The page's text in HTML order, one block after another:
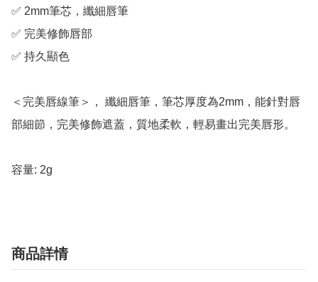
✅ 2mm筆芯，纖細唇筆
✅ 完美修飾唇部
✅ 持久顯色
＜完美唇線筆＞， 纖細唇筆，筆芯厚度為2mm，能針對唇
部細節，完美修飾遮蓋，質地柔軟，輕易畫出完美唇形。
容量: 2g
商品詳情